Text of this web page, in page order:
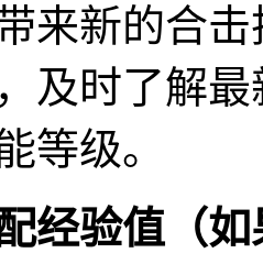
来新的合
及时了解
等级。
经验值（